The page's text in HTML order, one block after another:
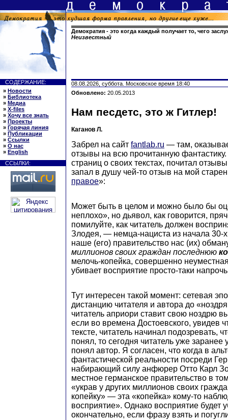
Демократия - это когда каждый получает то, чего
Неизвестный
СОДЕРЖАНИЕ:
» Новости
» Библиотека
» Медиа
» X-files
» Хочу все знать
» Проекты
» Горячая линия
» Публикации
» Ссылки
» О нас
» English
ССЫЛКИ:
08.08.2026, суббота. Московское время 18:40
Обновлено: 20.05.2013
Нам песдетс, это ж Гитлер!
Каганов Л.
Забрел на сайт fantlab.ru — там,
отзывы на всю прочитанную фантастику.
страниц о своих текстах, почитал
запал в душу чей-то отзыв на мой
правое»:
Может быть в целом и можно было бы
неплохо», но дьявол, как говорится,
помилуйте, как читатель должен
Злодея, — немца-нациста из начала 30-
наше (его) правительство нас (их)
миллионов своих граждан последнюю
мелочь-копейка, совершенно
убивает восприятие просто-таки
Тут интересен такой момент: сетевая
дистанцию читателя и автора до
читатель априори ставит свою ноздрю
если во времена Достоевского, увидев
тексте, читатель начинал подозревать,
понял, то сегодня читатель уже заранее
понял автор. Я согласен, что когда в
фантастической реальности посреди
набирающий силу анфюрер Отто Карл
местное германское правительство в
«украв у других миллионов своих
копейку» — эта «копейка» кому-то
восприятие». Однако восприятие будет
окончательно, если фразу взять и